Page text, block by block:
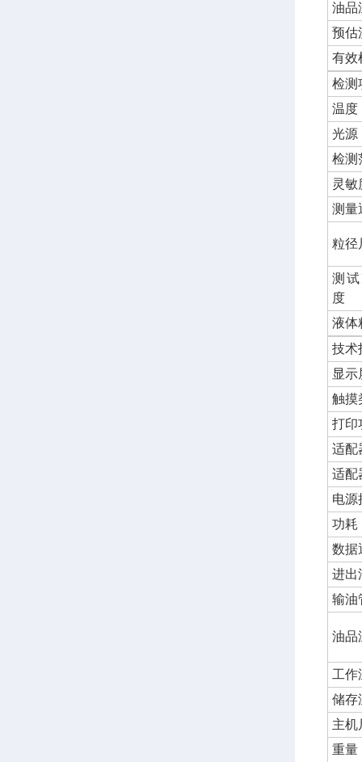
油品
预估
有效
检测
温度
光源
检测
灵敏
测量
粒径
测
度
液体
技术
显示
触摸
打印
适配
适配
电源
功耗
数据
进出
输油
油品
工作
储存
主机
重量